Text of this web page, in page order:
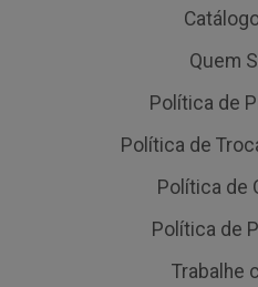
Quem
Política de
Política de
Política de
Política de
Trabalhe